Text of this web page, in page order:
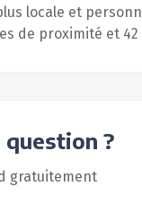
locale et
de proximité et
question ?
gratuitement